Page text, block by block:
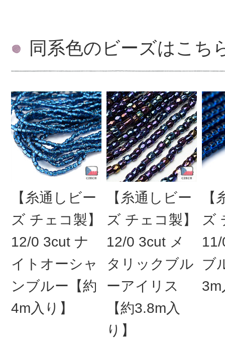
同系色のビーズはこち
【糸通しビー
ズ チェコ製】
12/0 3cut ナ
イトオーシャ
ンブルー【約
4m入り】
【糸通しビー
ズ チェコ製】
12/0 3cut メ
タリックブル
ーアイリス
【約3.8m入
り】
ズ
ブ
3m